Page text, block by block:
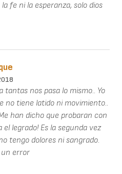
fe ni la esperanza, solo dios
tantas nos pasa lo mismo.. Yo
no tiene latido ni movimiento..
han dicho que probaran con
legrado! Es la segunda vez
tengo dolores ni sangrado.
un error